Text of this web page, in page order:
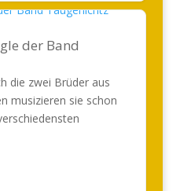
der Band
die zwei Brüder aus
musizieren sie schon